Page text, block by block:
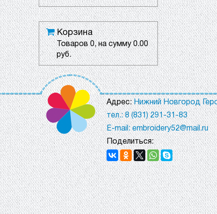
Корзина
Товаров0, на сумму0.00
руб.
Адрес:Нижний Новгород
тел.: 8 (831) 291-31-83
E-mail: embroidery52@mail.ru
Поделиться: